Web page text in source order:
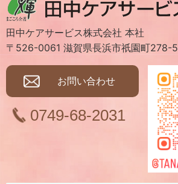
田中ケアサービス株式会社 本社
〒526-0061 滋賀県長浜市祇園町278-5
お問い合わせ
0749-68-2031